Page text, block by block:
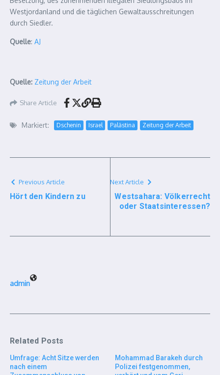
Westjordanland und die täglichen Gewaltausschreitungen
durch Siedler.
Quelle: AJ
Quelle: Zeitung der Arbeit
Share Article
Markiert: Dschenin Israel Palästina Zeitung der Arbeit
Previous Article
Hört den Kindern zu
Next Article
Westsahara: Völkerrecht
oder Staatsinteressen?
admin
Related Posts
Umfrage: Acht Sitze werden
nach einem
Mohammad Barakeh durch
Polizei festgenommen,